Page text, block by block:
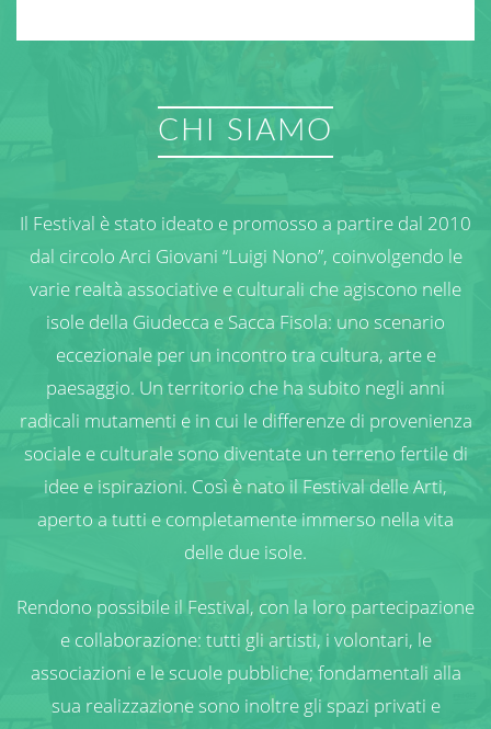
CHI SIAMO
Il Festival è stato ideato e promosso a partire dal 2010
dal circolo Arci Giovani “Luigi Nono”, coinvolgendo le
varie realtà associative e culturali che agiscono nelle
isole della Giudecca e Sacca Fisola: uno scenario
eccezionale per un incontro tra cultura, arte e
paesaggio. Un territorio che ha subito negli anni
radicali mutamenti e in cui le differenze di provenienza
sociale e culturale sono diventate un terreno fertile di
idee e ispirazioni. Così è nato il Festival delle Arti,
aperto a tutti e completamente immerso nella vita
delle due isole.
Rendono possibile il Festival, con la loro partecipazione
e collaborazione: tutti gli artisti, i volontari, le
associazioni e le scuole pubbliche; fondamentali alla
sua realizzazione sono inoltre gli spazi privati e